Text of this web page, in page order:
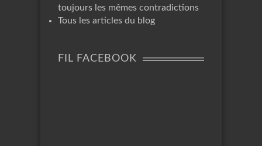
toujours les mêmes contradictions
Tous les articles du blog
FIL FACEBOOK